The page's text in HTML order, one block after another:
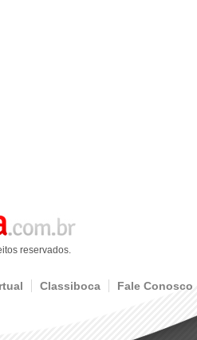
reservados.
Classiboca Fale Conosco